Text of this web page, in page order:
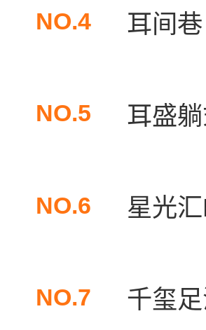
NO.4 耳间巷
NO.5 耳盛
NO.6 星光
NO.7 千玺